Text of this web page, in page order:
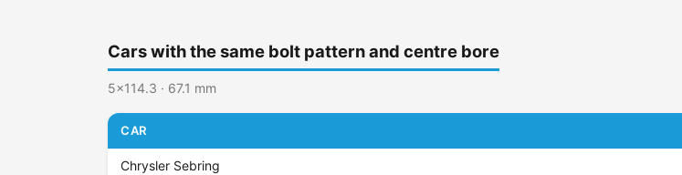
Cars with the same bolt pattern and centre bore
5x114.3 · 67.1 mm
CAR
Chrysler Sebring